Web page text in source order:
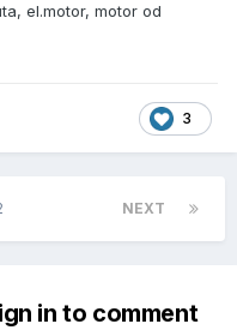
el.motor, motor od
3
NEXT
in to comment